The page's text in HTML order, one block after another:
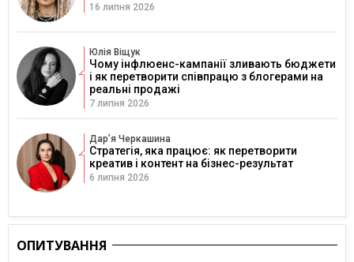
16 липня 2026
Юлія Віщук
Чому інфлюенс-кампанії зливають бюджети
і як перетворити співпрацю з блогерами на
реальні продажі
7 липня 2026
Дарʼя Черкашина
Стратегія, яка працює: як перетворити
креатив і контент на бізнес-результат
6 липня 2026
ОПИТУВАННЯ